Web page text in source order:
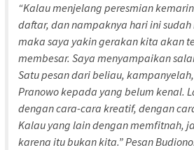
“Kalau menjelang peresmian
daftar, dan nampaknya hari ini
maka saya yakin gerakan kita akan
membesar. Saya menyampaikan
Satu pesan dari beliau,
Pranowo kepada yang belum kenal.
dengan cara-cara kreatif, dengan
Kalau yang lain dengan memfitnah,
karena itu bukan kita.” Pesan Budiono.